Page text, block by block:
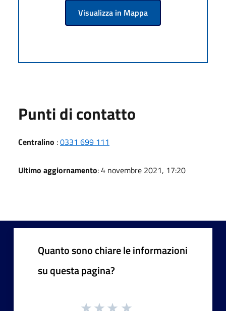
Visualizza in Mappa
Punti di contatto
Centralino :0331 699 111
Ultimo aggiornamento: 4 novembre 2021, 17:20
Quanto sono chiare le informazioni
su questa pagina?